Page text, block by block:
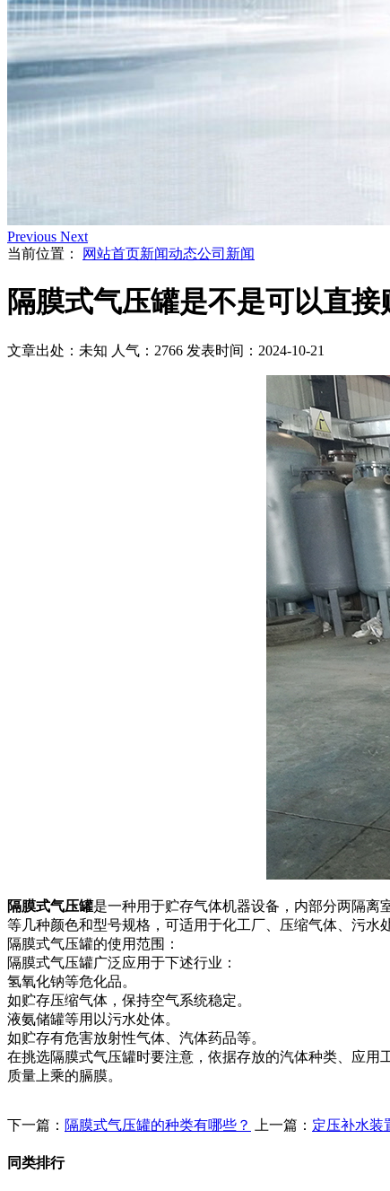
Previous Next
当前位置：
网站首页新闻动态公司新闻
隔膜式气压罐是不是可以直接
文章出处：未知 人气：2766 发表时间：2024-10-21
隔膜式气压罐是一种用于贮存气体机器设备，内部分两隔离
等几种颜色和型号规格，可适用于化工厂、压缩气体、污水
隔膜式气压罐的使用范围：
隔膜式气压罐广泛应用于下述行业：
氢氧化钠等危化品。
如贮存压缩气体，保持空气系统稳定。
液氨储罐等用以污水处体。
如贮存有危害放射性气体、汽体药品等。
在挑选隔膜式气压罐时要注意，依据存放的汽体种类、应用
质量上乘的膈膜。
下一篇： 隔膜式气压罐的种类有哪些？ 上一篇： 定压补水装
同类排行